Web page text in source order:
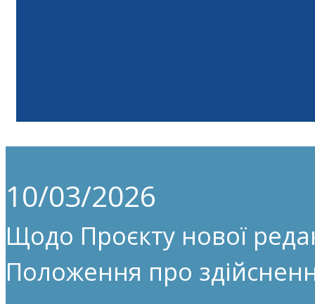
10/03/2026
Щодо Проєкту нової
Положення про